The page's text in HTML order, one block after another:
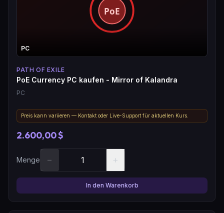
PC
PATH OF EXILE
PoE Currency PC kaufen - Mirror of Kalandra
PC
Preis kann variieren — Kontakt oder Live-Support für aktuellen Kurs.
2.600,00 $
Menge − +
In den Warenkorb